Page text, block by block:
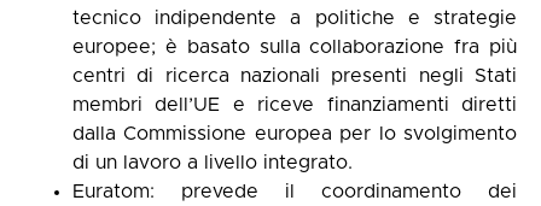
tecnico indipendente a politiche e strategie
europee; è basato sulla collaborazione fra più
centri di ricerca nazionali presenti negli Stati
membri dell’UE e riceve finanziamenti diretti
dalla Commissione europea per lo svolgimento
di un lavoro a livello integrato.
Euratom: prevede il coordinamento dei